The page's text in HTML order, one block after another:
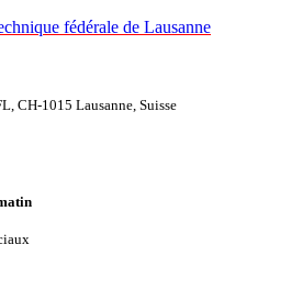
CH-1015 Lausanne, Suisse